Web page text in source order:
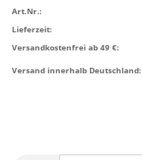
Art.Nr.:
Lieferzeit:
Versandkostenfrei ab 49 €:
Versand innerhalb Deutschland: